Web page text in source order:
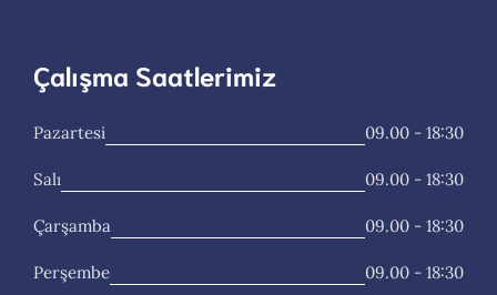
Çalışma Saatlerimiz
Pazartesi 09.00 - 18:30
Salı 09.00 - 18:30
Çarşamba 09.00 - 18:30
Perşembe 09.00 - 18:30